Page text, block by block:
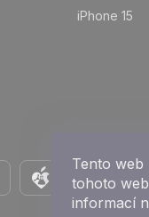
Tento
tohoto
informací
iPhone 15